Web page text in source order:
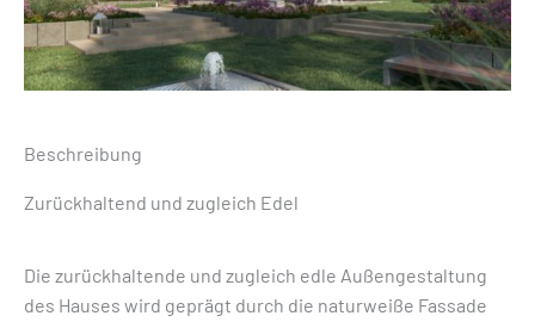
Beschreibung
Zurückhaltend und zugleich Edel
Die zurückhaltende und zugleich edle Außengestaltung
des Hauses wird geprägt durch die naturweiße Fassade